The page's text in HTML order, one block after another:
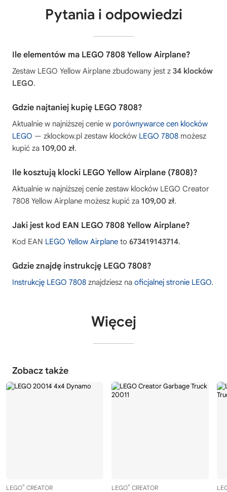
Pytania i odpowiedzi
Ile elementów ma LEGO 7808 Yellow Airplane?
Zestaw LEGO Yellow Airplane zbudowany jest z 34 klocków
LEGO.
Gdzie najtaniej kupię LEGO 7808?
Aktualnie w najniższej cenie w porównywarce cen klocków
LEGO — zklockow.pl zestaw klocków LEGO 7808 możesz
kupić za 109,00 zł.
Ile kosztują klocki LEGO Yellow Airplane (7808)?
Aktualnie w najniższej cenie zestaw klocków LEGO Creator
7808 Yellow Airplane możesz kupić za 109,00 zł.
Jaki jest kod EAN LEGO 7808 Yellow Airplane?
Kod EAN LEGO Yellow Airplane to 673419143714.
Gdzie znajdę instrukcję LEGO 7808?
Instrukcję LEGO 7808 znajdziesz na oficjalnej stronie LEGO.
Więcej
Zobacz także
LEGO® CREATOR LEGO® CREATOR